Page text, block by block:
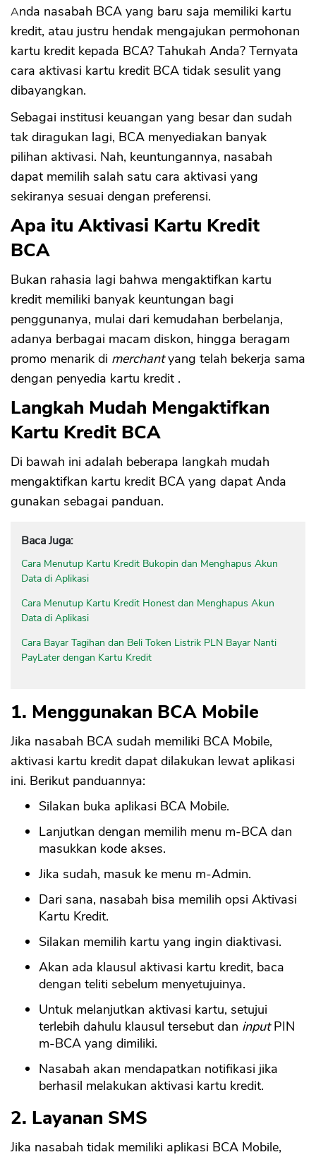
Anda nasabah BCA yang baru saja memiliki kartu
kredit, atau justru hendak mengajukan permohonan
kartu kredit kepada BCA? Tahukah Anda? Ternyata
cara aktivasi kartu kredit BCA tidak sesulit yang
dibayangkan.
Sebagai institusi keuangan yang besar dan sudah
tak diragukan lagi, BCA menyediakan banyak
pilihan aktivasi. Nah, keuntungannya, nasabah
dapat memilih salah satu cara aktivasi yang
sekiranya sesuai dengan preferensi.
Apa itu Aktivasi Kartu Kredit
BCA
Bukan rahasia lagi bahwa mengaktifkan kartu
kredit memiliki banyak keuntungan bagi
penggunanya, mulai dari kemudahan berbelanja,
adanya berbagai macam diskon, hingga beragam
promo menarik di merchantyang telah bekerja sama
dengan penyedia kartu kredit .
Langkah Mudah Mengaktifkan
Kartu Kredit BCA
Di bawah ini adalah beberapa langkah mudah
mengaktifkan kartu kredit BCA yang dapat Anda
gunakan sebagai panduan.
Baca Juga:
Cara Menutup Kartu Kredit Bukopin dan Menghapus Akun
Data di Aplikasi
Cara Menutup Kartu Kredit Honest dan Menghapus Akun
Data di Aplikasi
Cara Bayar Tagihan dan Beli Token Listrik PLN Bayar Nanti
PayLater dengan Kartu Kredit
1. Menggunakan BCA Mobile
Jika nasabah BCA sudah memiliki BCA Mobile,
aktivasi kartu kredit dapat dilakukan lewat aplikasi
ini. Berikut panduannya:
Silakan buka aplikasi BCA Mobile.
Lanjutkan dengan memilih menu m-BCA dan
masukkan kode akses.
Jika sudah, masuk ke menu m-Admin.
Dari sana, nasabah bisa memilih opsi Aktivasi
Kartu Kredit.
Silakan memilih kartu yang ingin diaktivasi.
Akan ada klausul aktivasi kartu kredit, baca
dengan teliti sebelum menyetujuinya.
Untuk melanjutkan aktivasi kartu, setujui
terlebih dahulu klausul tersebut dan inputPIN
m-BCA yang dimiliki.
Nasabah akan mendapatkan notifikasi jika
berhasil melakukan aktivasi kartu kredit.
2. Layanan SMS
Jika nasabah tidak memiliki aplikasi BCA Mobile,